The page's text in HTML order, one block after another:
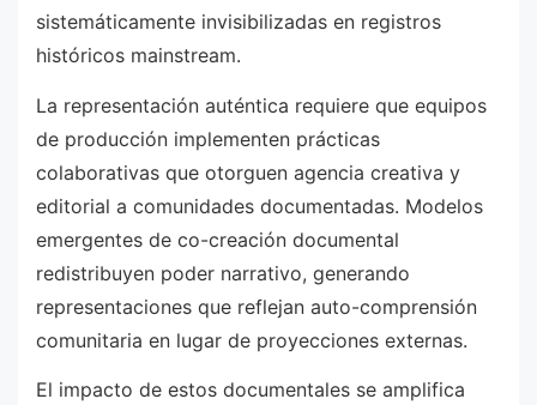
sistemáticamente invisibilizadas en registros
históricos mainstream.
La representación auténtica requiere que equipos
de producción implementen prácticas
colaborativas que otorguen agencia creativa y
editorial a comunidades documentadas. Modelos
emergentes de co-creación documental
redistribuyen poder narrativo, generando
representaciones que reflejan auto-comprensión
comunitaria en lugar de proyecciones externas.
El impacto de estos documentales se amplifica